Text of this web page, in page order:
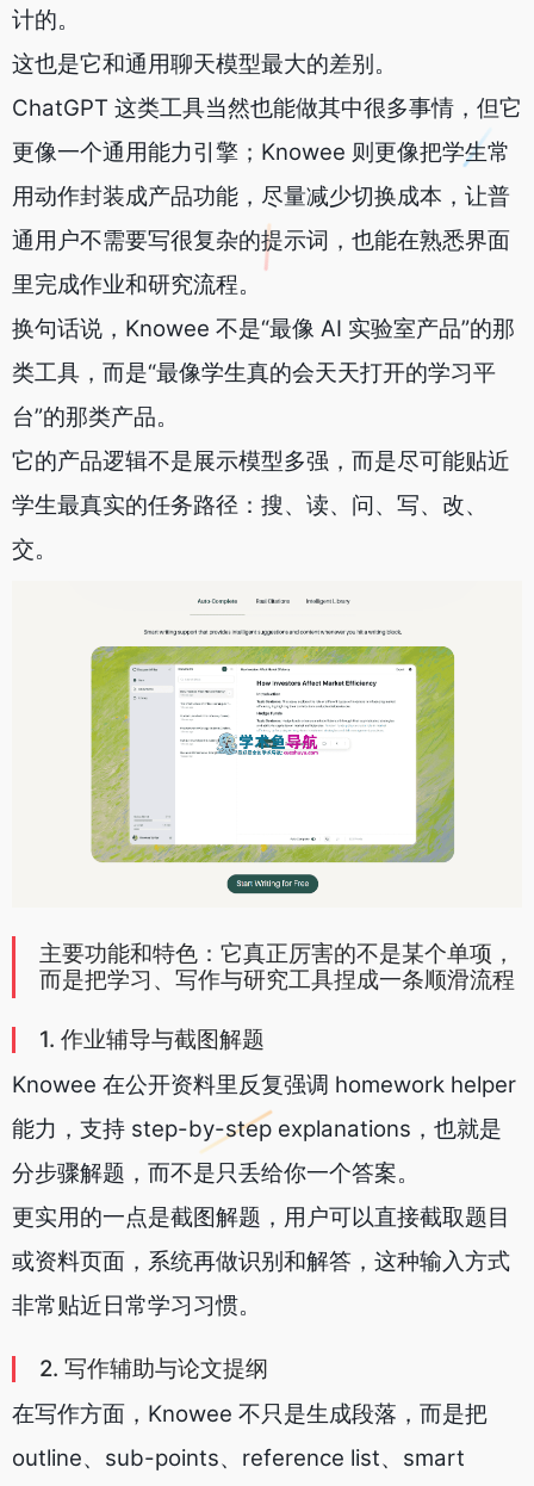
计的。
这也是它和通用聊天模型最大的差别。
ChatGPT 这类工具当然也能做其中很多事情，但它
更像一个通用能力引擎；Knowee 则更像把学生常
用动作封装成产品功能，尽量减少切换成本，让普
通用户不需要写很复杂的提示词，也能在熟悉界面
里完成作业和研究流程。
换句话说，Knowee 不是“最像 AI 实验室产品”的那
类工具，而是“最像学生真的会天天打开的学习平
台”的那类产品。
它的产品逻辑不是展示模型多强，而是尽可能贴近
学生最真实的任务路径：搜、读、问、写、改、
交。
主要功能和特色：它真正厉害的不是某个单项，
而是把学习、写作与研究工具捏成一条顺滑流程
1. 作业辅导与截图解题
Knowee 在公开资料里反复强调 homework helper
能力，支持 step-by-step explanations，也就是
分步骤解题，而不是只丢给你一个答案。
更实用的一点是截图解题，用户可以直接截取题目
或资料页面，系统再做识别和解答，这种输入方式
非常贴近日常学习习惯。
2. 写作辅助与论文提纲
在写作方面，Knowee 不只是生成段落，而是把
outline、sub-points、reference list、smart